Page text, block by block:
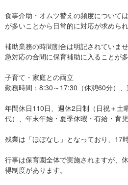
食事介助・オムツ替えの頻度について
が多いことから日常的に対応が求められ
補助業務の時間割合は明記されていま
急対応の合間に保育補助に入ることが多
子育て・家庭との両立
勤務時間：8:30～17:30（休憩60分）、
年間休日110日、週休2日制（日祝＋土
代）、年末年始・夏季休暇・有給・育児
残業は「ほぼなし」となっており、17
行事は保育園全体で実施されますが、
得制度があります。​